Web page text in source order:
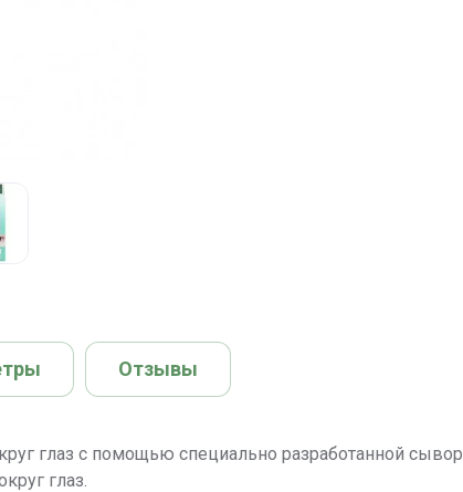
Отзывы
глаз с помощью специально разработанной
глаз.